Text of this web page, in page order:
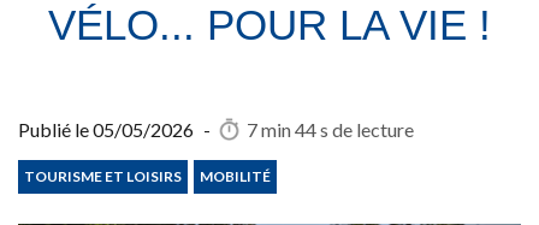
VÉLO... POUR LA VIE !
Publié le05/05/2026 - 7 min 44 s de lecture
TOURISME ET LOISIRS MOBILITÉ